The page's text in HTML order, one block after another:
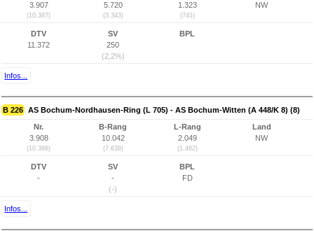
3.907
(10.387)
5.720
(3.343)
1.323
(741)
NW
DTV
11.372
SV
250
(2,2%)
BPL
Infos...
B 226 AS Bochum-Nordhausen-Ring (L 705) - AS Bochum-Witten (A 448/K 8) (8)
Nr.
3.908
(10.386)
B-Rang
10.042
(7.638)
L-Rang
2.049
(1.462)
Land
NW
DTV
-
SV
-
(-)
BPL
FD
Infos...